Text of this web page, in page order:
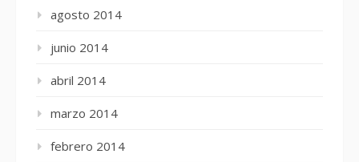
agosto 2014
junio 2014
abril 2014
marzo 2014
febrero 2014